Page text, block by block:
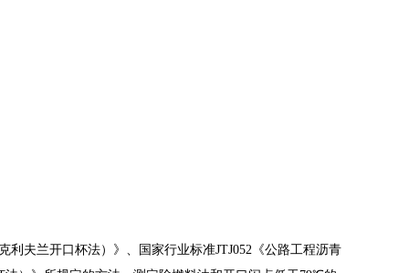
利夫兰开口杯法）》、国家行业标准JTJ052 《公路工程沥青